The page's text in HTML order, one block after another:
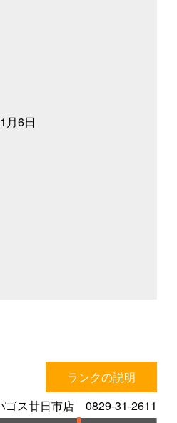
月6日
ランクの説明
ゴス廿日市店 0829-31-2611